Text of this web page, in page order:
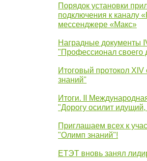
Порядок установки
подключения к каналу
мессенджере «Макс»
Наградные документы
"Профессионал своего
Итоговый протокол
знаний"
Итоги. II
"Дорогу осилит
Приглашаем всех к
"Олимп знаний"!
ЕТЭТ вновь занял